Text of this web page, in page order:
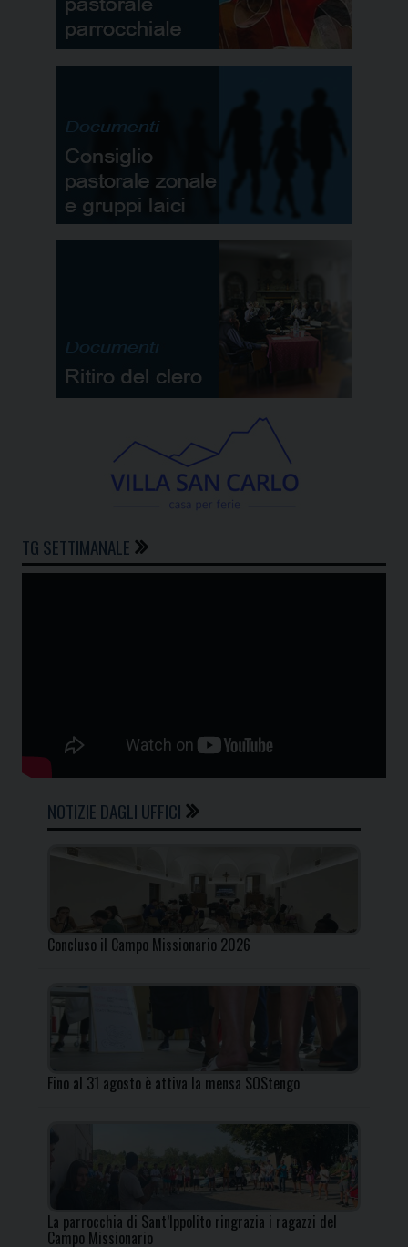
TG SETTIMANALE
NOTIZIE DAGLI UFFICI
Concluso il Campo Missionario 2026
Fino al 31 agosto è attiva la mensa SOStengo
La parrocchia di Sant’Ippolito ringrazia i ragazzi del
Campo Missionario